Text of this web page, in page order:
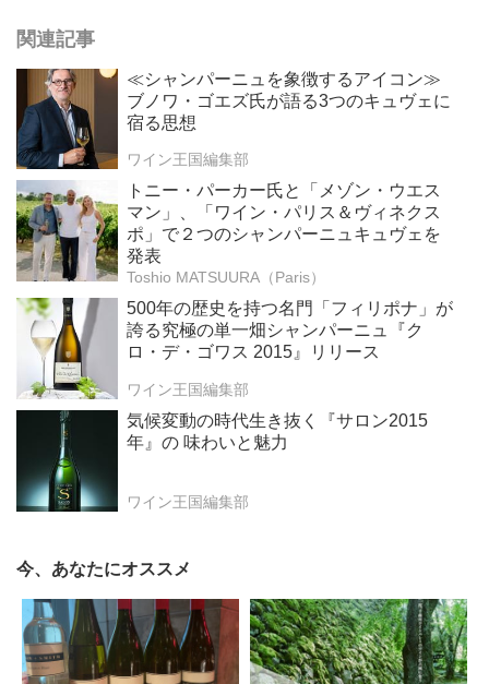
関連記事
≪シャンパーニュを象徴するアイコン≫
ブノワ・ゴエズ氏が語る3つのキュヴェに
宿る思想
ワイン王国編集部
トニー・パーカー氏と「メゾン・ウエス
マン」、「ワイン・パリス＆ヴィネクス
ポ」で２つのシャンパーニュキュヴェを
発表
Toshio MATSUURA（Paris）
500年の歴史を持つ名門「フィリポナ」が
誇る究極の単一畑シャンパーニュ『ク
ロ・デ・ゴワス 2015』リリース
ワイン王国編集部
気候変動の時代生き抜く『サロン2015
年』の 味わいと魅力
ワイン王国編集部
今、あなたにオススメ